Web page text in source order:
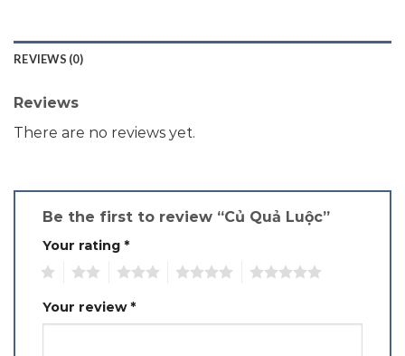
REVIEWS (0)
Reviews
There are no reviews yet.
Be the first to review “Củ Quả Luộc”
Your rating *
Your review*